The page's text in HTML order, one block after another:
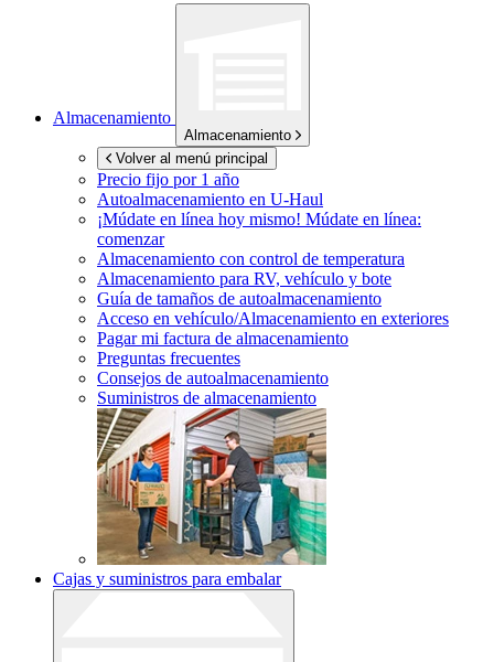
Almacenamiento
Almacenamiento
Volver al menú principal
Precio fijo por 1 año
Autoalmacenamiento en U-Haul
¡Múdate en línea hoy mismo! Múdate en línea:
comenzar
Almacenamiento con control de temperatura
Almacenamiento para RV, vehículo y bote
Guía de tamaños de autoalmacenamiento
Acceso en vehículo/Almacenamiento en exteriores
Pagar mi factura de almacenamiento
Preguntas frecuentes
Consejos de autoalmacenamiento
Suministros de almacenamiento
Cajas y suministros para embalar